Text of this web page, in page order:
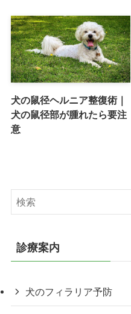
犬の鼠径ヘルニア整復術｜
犬の鼠径部が腫れたら要注
意
診療案内
犬のフィラリア予防